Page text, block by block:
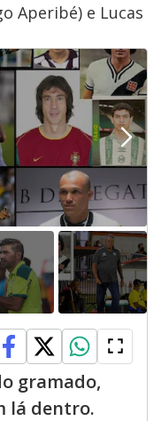
Aperibé) e Lucas
gramado,
lá dentro.